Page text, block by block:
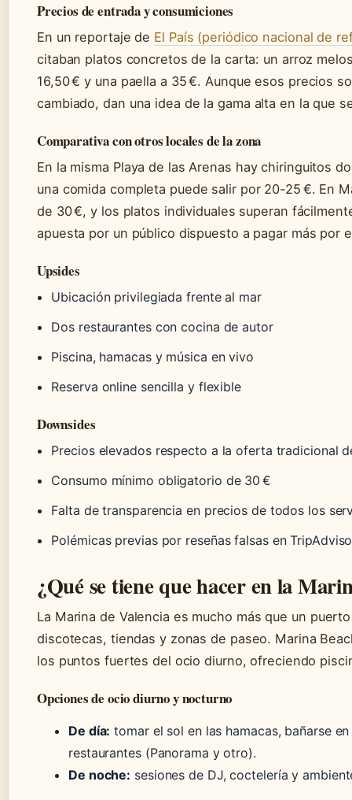
Precios de entrada y consumiciones
En un reportaje de El País (periódico nacional de
citaban platos concretos de la carta: un arroz
16,50 € y una paella a 35 €. Aunque esos precios
cambiado, dan una idea de la gama alta en la que
Comparativa con otros locales de la zona
En la misma Playa de las Arenas hay chiringuitos
una comida completa puede salir por 20-25 €. En
de 30 €, y los platos individuales superan
apuesta por un público dispuesto a pagar más por
Upsides
Ubicación privilegiada frente al mar
Dos restaurantes con cocina de autor
Piscina, hamacas y música en vivo
Reserva online sencilla y flexible
Downsides
Precios elevados respecto a la oferta tradicional
Consumo mínimo obligatorio de 30 €
Falta de transparencia en precios de todos los
Polémicas previas por reseñas falsas en
¿Qué se tiene que hacer en la
La Marina de Valencia es mucho más que un
discotecas, tiendas y zonas de paseo. Marina
los puntos fuertes del ocio diurno, ofreciendo
Opciones de ocio diurno y nocturno
De día: tomar el sol en las hamacas, bañarse
restaurantes (Panorama y otro).
De noche: sesiones de DJ, coctelería y